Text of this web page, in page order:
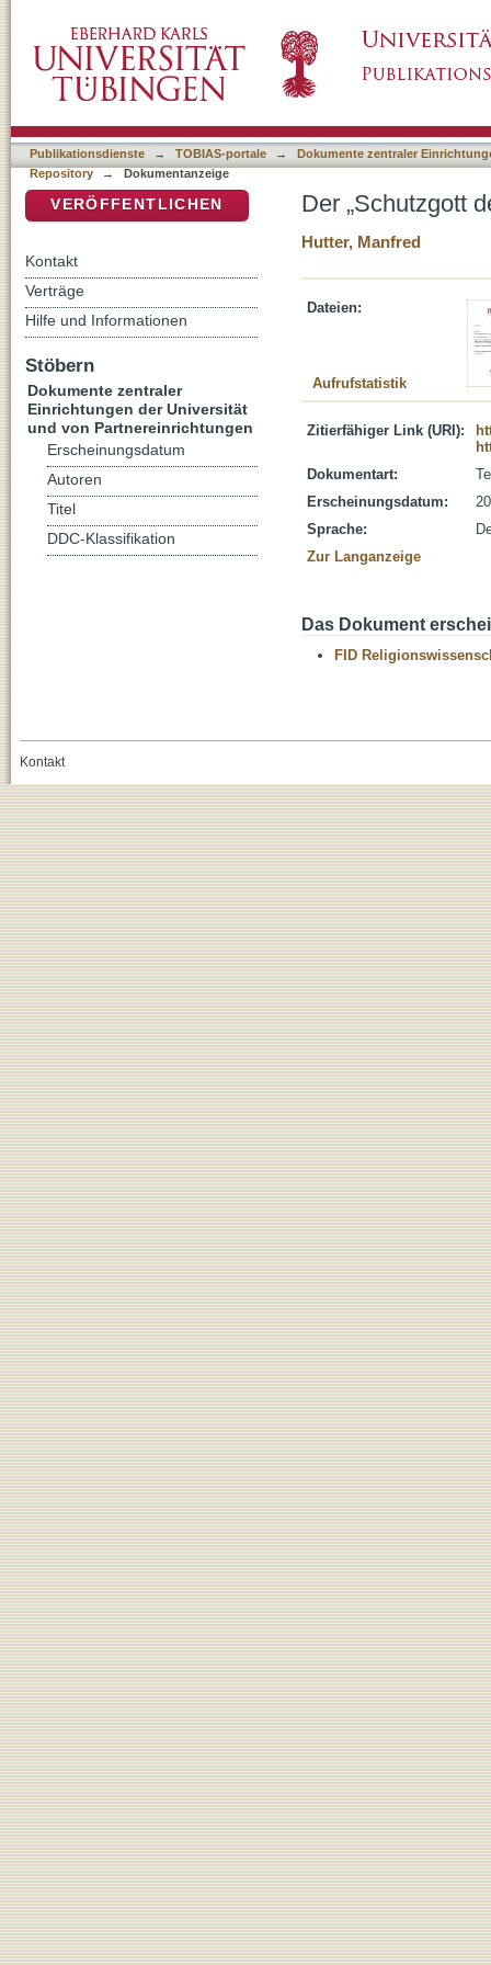
Publikationsdienste → TOBIAS-portale →
Dokumente zentraler
Repository
→ Dokumentanzeige
Der „Schutzgott
Hutter, Manfred
Dateien:
Aufrufstatistik
Zitierfähiger Link (URI):
Dokumentart:
Erscheinungsdatum:
Sprache:
Zur Langanzeige
Das Dokument
FID
VERÖFFENTLICHEN
Kontakt
Verträge
Hilfe und Informationen
Stöbern
Dokumente zentraler
Einrichtungen der Universität
und von Partnereinrichtungen
Erscheinungsdatum
Autoren
Titel
DDC-Klassifikation
Kontakt